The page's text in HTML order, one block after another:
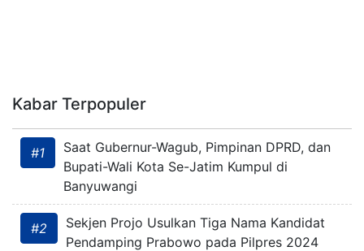
Kabar Terpopuler
#1
Saat Gubernur-Wagub, Pimpinan DPRD, dan
Bupati-Wali Kota Se-Jatim Kumpul di
Banyuwangi
#2
Sekjen Projo Usulkan Tiga Nama Kandidat
Pendamping Prabowo pada Pilpres 2024